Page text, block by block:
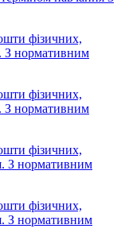
фізичних,
З нормативним
фізичних,
З нормативним
фізичних,
З нормативним
фізичних,
З нормативним